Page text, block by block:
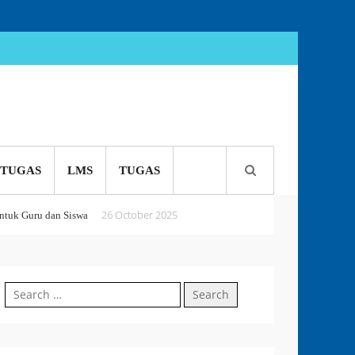
TUGAS LMS TUGAS
Guru dan Siswa 26 October 2025
18 September 2025
Search
for: